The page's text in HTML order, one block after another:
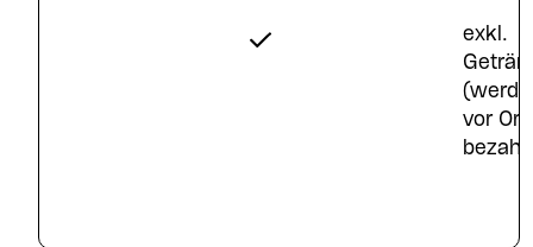
exkl.
vor Ort